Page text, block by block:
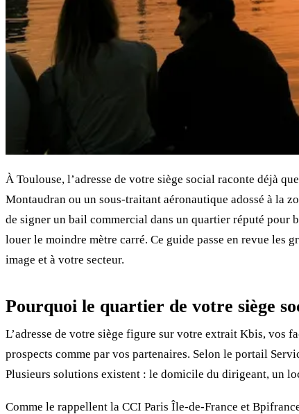
À Toulouse, l’adresse de votre siège social raconte déjà
Montaudran ou un sous-traitant aéronautique adossé à la
de signer un bail commercial dans un quartier réputé pour
louer le moindre mètre carré. Ce guide passe en revue les
image et à votre secteur.
Pourquoi le quartier de votre siège
L’adresse de votre siège figure sur votre extrait Kbis, vos
prospects comme par vos partenaires. Selon le portail
Plusieurs solutions existent : le domicile du dirigeant, un
Comme le rappellent la CCI Paris Île-de-France et